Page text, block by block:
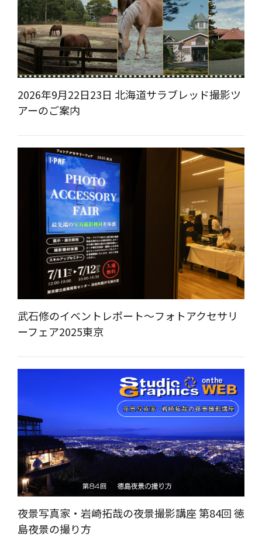
2026年9月22日23日 北海道サラブレッド撮影ツ
アーのご案内
武石修のイベントレポート～フォトアクセサリ
ーフェア2025東京
夜景写真家・岩崎拓哉の夜景撮影講座 第84回 徳
島夜景の撮り方